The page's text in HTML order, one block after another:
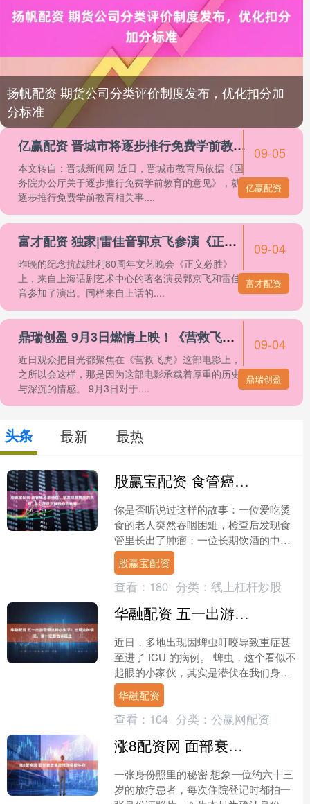
扬帆配资 期货公司分类评价制度发布，优化扣分加
分标准
亿赢配资 晋城市将逐步推行免费学前教育 在无证机构就读的儿童无法享受免费政策
本文转自：晋城新闻网 近日，晋城市教育局依据《国
务院办公厅关于逐步推行免费学前教育的意见》，就
逐步推行免费学前教育相关事....
09-05
亿赢配资
富才配资 独家|雷佳音郭京飞参演《正义必胜》，编导何念：希望展示上海的创作力
昨晚的纪念抗战胜利80周年文艺晚会《正义必胜》
上，来自上海话剧艺术中心的著名演员郭京飞和雷佳
音参加了演出。同样来自上话的....
09-04
富才配资
鼎瑞创盈 9月3日燃情上映！《营救飞虎》揭秘，48小时血战铸传奇
近日观众把目光都聚焦在《营救飞虎》这部电影上，
之所以会这样，那是因为这部电影承载着厚重的历史
与深沉的情感。 9月3日对于....
09-04
鼎瑞创盈
头条 最新 最热
股赢宝配资 食管癌不是绝症，早发现是救命的关键，5个习惯正摧毁你的食管
你是否听说过这样的故事：一位爱吃烫
食的老人突然吞咽困难，检查后发现食
管里长出了肿瘤；一位长期饮酒的中年
人总觉得喉咙有异物感，最终确诊食管
癌晚期……这些并非个例。....
股赢宝配资
查看： 180 分类： 线上杠杆炒股
华融配资 五一出游警惕这种小虫子！出现这种情况，请一定要告诉医生
近日，多地出现因蜱虫叮咬导致重症甚
至进了 ICU 的病例。 蜱虫，这个看似不
起眼的小家伙，其实是潜伏在我们身边
的健康威胁。它的危险性远比许多人想
象的更高，而且离....
华融配资
查看： 164 分类： 公赢网配资
涨8配资网 面部衰老率能预测癌症生存
一张身份照里的秘密 想象一位约六十三
岁的放疗患者，每次住院登记时都拍一